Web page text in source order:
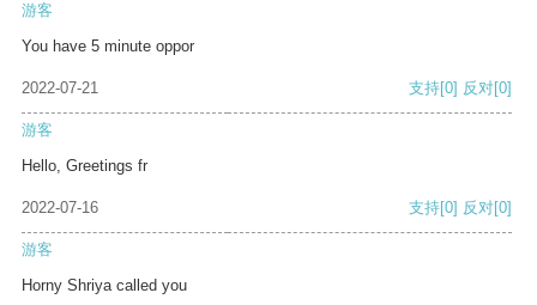
游客
You have 5 minute oppor
2022-07-21 支持[0] 反对[0]
游客
Hello, Greetings fr
2022-07-16 支持[0] 反对[0]
游客
Horny Shriya called you